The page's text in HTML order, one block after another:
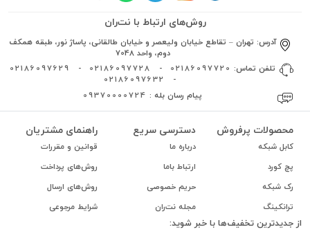
روش‌های ارتباط با نت‌ران
آدرس: تهران – تقاطع خیابان ولیعصر و خیابان طالقانی، پاساژ نور، طبقه همکف
دوم، واحد 7048
تلفن تماس: 02186097720
-
02186097728
-
02186097629
-
02186097632
پیام رسان بله : 09370000724
محصولات پرفروش
کابل شبکه
پچ کورد
رک شبکه
ترانکینگ
دسترسی سریع
درباره ما
ارتباط باما
حریم خصوصی
مجله نت‌ران
راهنمای مشتریان
قوانین و مقررات
روش‌های پرداخت
روش‌های ارسال
شرایط مرجوعی
از جدیدترین تخفیف‌ها با خبر شوید: